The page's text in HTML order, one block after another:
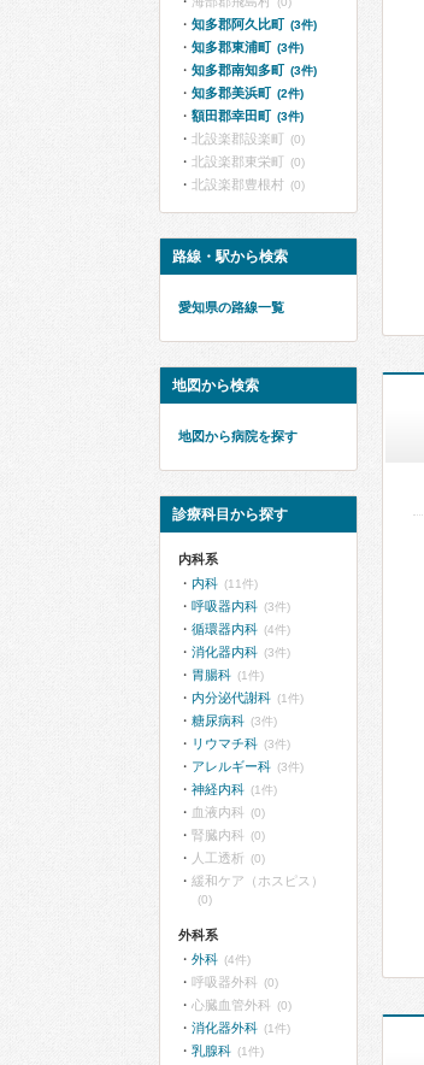
知多郡阿久比町 (3件)
知多郡東浦町 (3件)
知多郡南知多町 (3件)
知多郡美浜町 (2件)
額田郡幸田町 (3件)
北設楽郡設楽町 (0)
北設楽郡東栄町 (0)
北設楽郡豊根村 (0)
路線・駅から検索
愛知県の路線一覧
地図から検索
地図から病院を探す
診療科目から探す
内科系
内科 (11件)
呼吸器内科 (3件)
循環器内科 (4件)
消化器内科 (3件)
胃腸科 (1件)
内分泌代謝科 (1件)
糖尿病科 (3件)
リウマチ科 (3件)
アレルギー科 (3件)
神経内科 (1件)
血液内科 (0)
腎臓内科 (0)
人工透析 (0)
緩和ケア（ホスピス）
(0)
外科系
外科 (4件)
呼吸器外科 (0)
心臓血管外科 (0)
消化器外科 (1件)
乳腺科 (1件)